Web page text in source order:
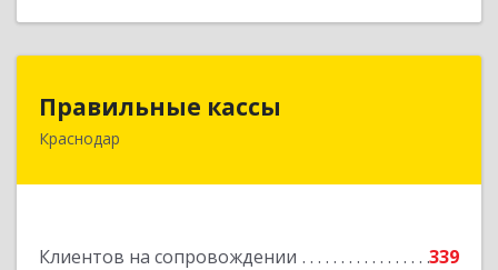
Правильные кассы
Краснодар
Клиентов на сопровождении
339
350075, Краснодарский край, Краснодар г, им